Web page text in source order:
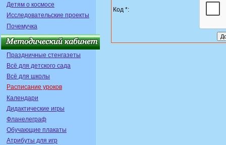
Детям о космосе
Исследовательские проекты
Почемучка
Праздничные стенгазеты
Всё для детского сада
Всё для школы
Расписание уроков
Календари
Дидактические игры
Фланелеграф
Обучающие плакаты
Атрибуты для игр
Код *: